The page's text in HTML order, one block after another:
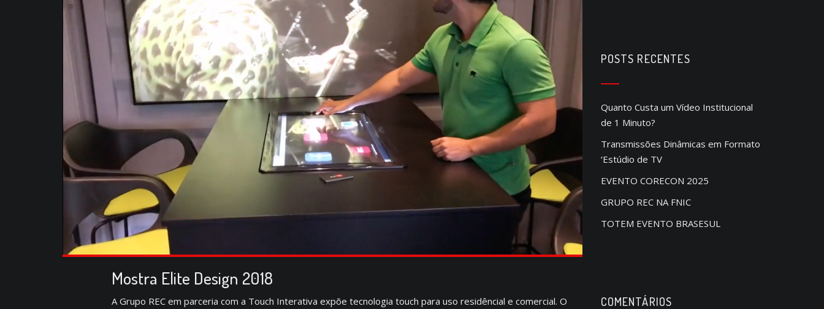
Mostra Elite Design 2018
A Grupo REC em parceria com a Touch Interativa expõe tecnologia touch para uso residêncial e comercial. O
POSTS RECENTES
Quanto Custa um Vídeo Institucional
de 1 Minuto?
Transmissões Dinâmicas em Formato
‘Estúdio de TV
EVENTO CORECON 2025
GRUPO REC NA FNIC
TOTEM EVENTO BRASESUL
COMENTÁRIOS